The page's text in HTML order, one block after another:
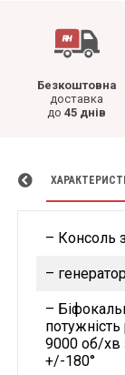
Безкоштовна
доставка
до 45 днів
– Консоль
–
–
9000 об/хв
+/-180°